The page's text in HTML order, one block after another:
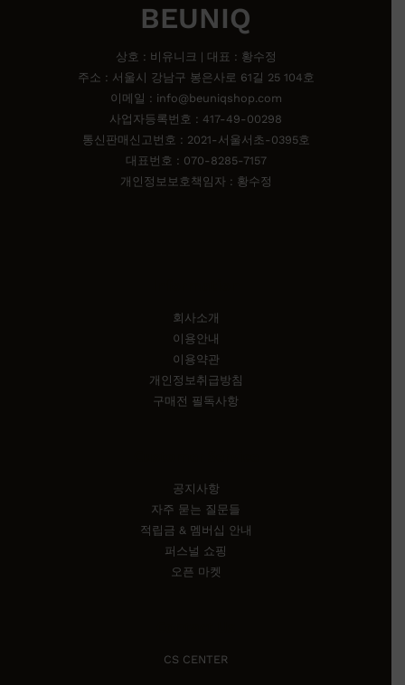
BEUNIQ
상호 : 비유니크 | 대표 : 황수정
주소 : 서울시 강남구 봉은사로 61길 25 104호
이메일 : info@beuniqshop.com
사업자등록번호 : 417-49-00298
통신판매신고번호 : 2021-서울서초-0395호
대표번호 : 070-8285-7157
개인정보보호책임자 : 황수정
회사소개
이용안내
이용약관
개인정보취급방침
구매전 필독사항
공지사항
자주 묻는 질문들
적립금 & 멤버십 안내
퍼스널 쇼핑
오픈 마켓
CS CENTER